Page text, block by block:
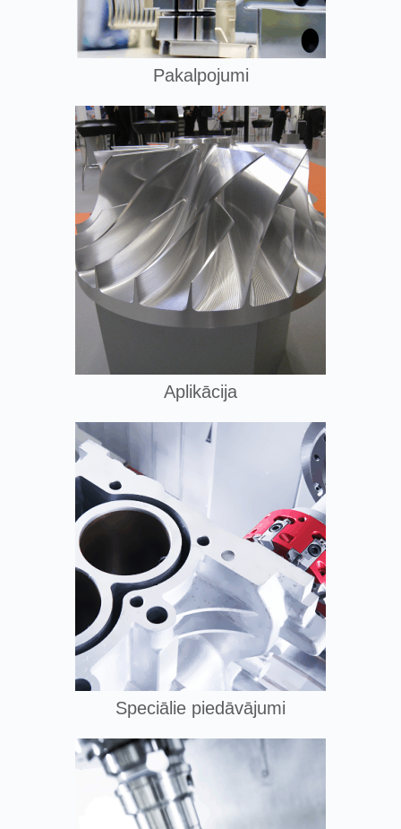
Pakalpojumi
Aplikācija
Speciālie piedāvājumi